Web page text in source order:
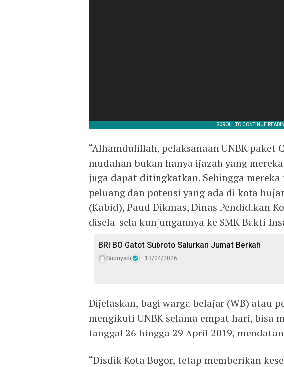
“Alhamdulillah, pelaksanaan UNBK paket
mudahan bukan hanya ijazah yang
juga dapat ditingkatkan. Sehingga
peluang dan potensi yang ada di kota
(Kabid), Paud Dikmas, Dinas Pendidikan
disela-sela kunjungannya ke SMK Bakti
BRI BO Gatot Subroto Salurkan Jumat Berkah
Supriyadi 13/04/2026
Dijelaskan, bagi warga belajar (WB) atau
mengikuti UNBK selama empat hari, bisa
tanggal 26 hingga 29 April 2019,
“Disdik Kota Bogor, tetap memberikan